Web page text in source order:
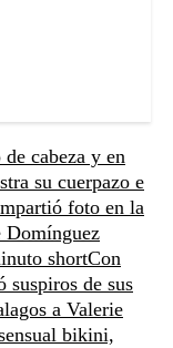
cabeza y en
su cuerpazo e
foto en la
Domínguez
shortCon
suspiros de sus
a Valerie
bikini,